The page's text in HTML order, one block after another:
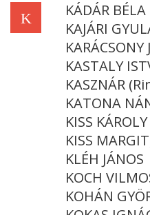
K
KÁDÁR BÉLA
KAJÁRI
KARÁCSONY
KASTALY
KASZNÁR
KATONA
KISS KÁROLY
KISS
KLÉH JÁNOS
KOCH
KOHÁN